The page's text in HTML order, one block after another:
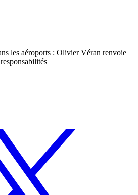
les aéroports : Olivier Véran renvoie